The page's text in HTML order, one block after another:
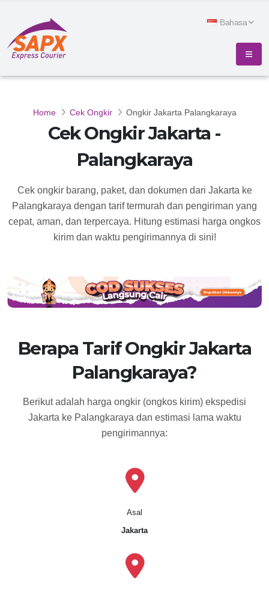
Bahasa
Home Cek Ongkir Ongkir Jakarta Palangkaraya
Cek Ongkir Jakarta -
Palangkaraya
Cek ongkir barang, paket, dan dokumen dari Jakarta ke
Palangkaraya dengan tarif termurah dan pengiriman yang
cepat, aman, dan terpercaya. Hitung estimasi harga ongkos
kirim dan waktu pengirimannya di sini!
Berapa Tarif Ongkir Jakarta
Palangkaraya?
Berikut adalah harga ongkir (ongkos kirim) ekspedisi
Jakarta ke Palangkaraya dan estimasi lama waktu
pengirimannya:
Asal
Jakarta